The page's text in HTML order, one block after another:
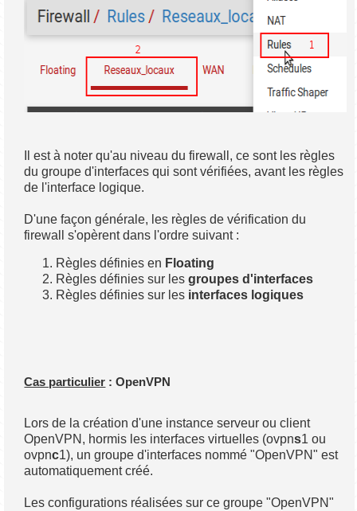
Il est à noter qu'au niveau du firewall, ce sont les règles
du groupe d'interfaces qui sont vérifiées, avant les règles
de l'interface logique.
D'une façon générale, les règles de vérification du
firewall s'opèrent dans l'ordre suivant :
Règles définies en Floating
Règles définies sur lesgroupes d'interfaces
Règles définies sur les interfaces logiques
Cas particulier : OpenVPN
Lors de la création d'une instance serveur ou client
OpenVPN, hormis les interfaces virtuelles (ovpns1 ou
ovpnc1), un groupe d'interfaces nommé "OpenVPN" est
automatiquement créé.
Les configurations réalisées sur ce groupe "OpenVPN"